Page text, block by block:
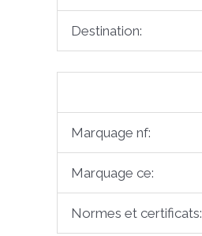
Destination:
Marquage nf:
Marquage ce:
Normes et certificats: